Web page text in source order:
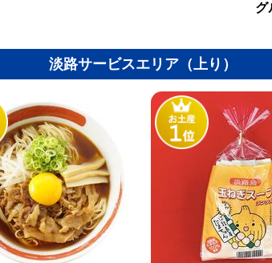
グ
淡路サービスエリア（上り）